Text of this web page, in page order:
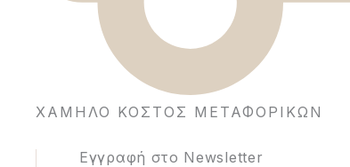
ΧΑΜΗΛΌ ΚΌΣΤΟΣ ΜΕΤΑΦΟΡΙΚΩΝ
Εγγραφή στο Newsletter